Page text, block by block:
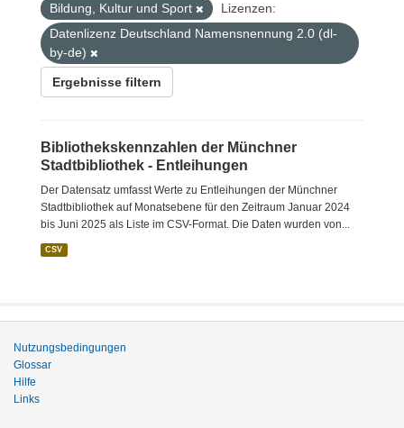
Bildung, Kultur und Sport
Lizenzen:
Datenlizenz Deutschland Namensnennung 2.0 (dl-
by-de)
Ergebnisse filtern
Bibliothekskennzahlen der Münchner
Stadtbibliothek - Entleihungen
Der Datensatz umfasst Werte zu Entleihungen der Münchner
Stadtbibliothek auf Monatsebene für den Zeitraum Januar 2024
bis Juni 2025 als Liste im CSV-Format. Die Daten wurden von...
CSV
Nutzungsbedingungen
Glossar
Hilfe
Links